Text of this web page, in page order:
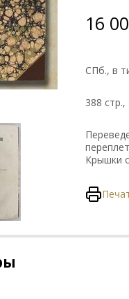
16
СПб., в
388
Крышки